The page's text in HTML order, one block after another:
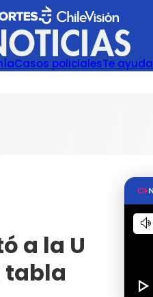
Casos policialesTe ayuda
a la U
tabla